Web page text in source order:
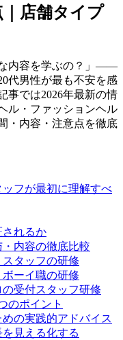
店舗タイプ
な内容を学ぶの？」——
代男性が最も不安を感
事では2026年最新の情
ル・ファッションヘル
・内容・注意点を徹底
フが最初に理解すべ
されるか
内容の徹底比較
タッフの研修
ーイ職の研修
受付スタッフ研修
のポイント
の実践的アドバイス
見える化する